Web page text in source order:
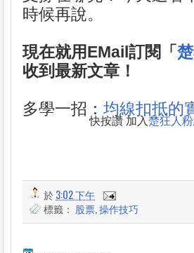
時候再說。
現在就用EMail訂閱「
收到最新文章！
多學一招： 均線扣抵的
快按讚 加入楚狂人
於3:02 下午
標籤： 股票,操作技巧